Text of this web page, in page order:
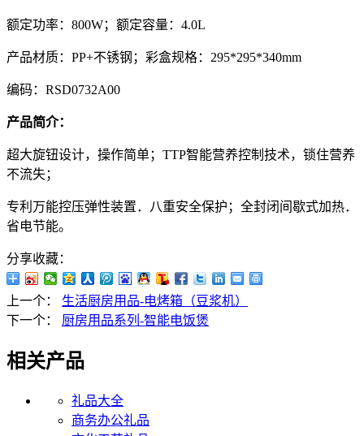
额定功率：800W；额定容量：4.0L
产品材质：PP+不锈钢；彩盒规格：295*295*340mm
编码：RSD0732A00
产品简介：
超大旋钮设计，操作简单；TTP智能营养控制技术，锁住营养
不流失；
专利万能控压弹性装置．八重安全保护；全封闭间歇式加热．
省电节能。
分享收藏：
上一个： 生活厨房用品-电烤箱（豆浆机）
下一个： 厨房用品系列-智能电饭煲
相关产品
礼品大全
商务办公礼品